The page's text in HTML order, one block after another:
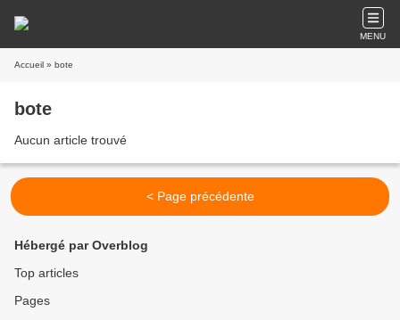
MENU
Accueil » bote
bote
Aucun article trouvé
< Page précédente
Hébergé par Overblog
Top articles
Pages